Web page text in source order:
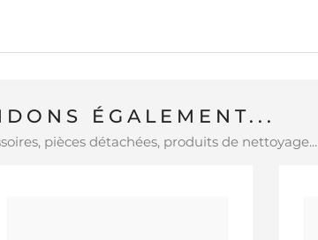
ÉGALEMENT...
pièces détachées, produits de nettoyage...